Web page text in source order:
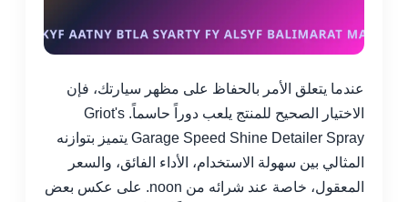
عندما يتعلق الأمر بالحفاظ على مظهر سيارتك، فإن
الاختيار الصحيح للمنتج يلعب دوراً حاسماً. Griot's
Garage Speed Shine Detailer Spray يتميز بتوازنه
المثالي بين سهولة الاستخدام، الأداء الفائق، والسعر
المعقول، خاصة عند شرائه من noon. على عكس بعض